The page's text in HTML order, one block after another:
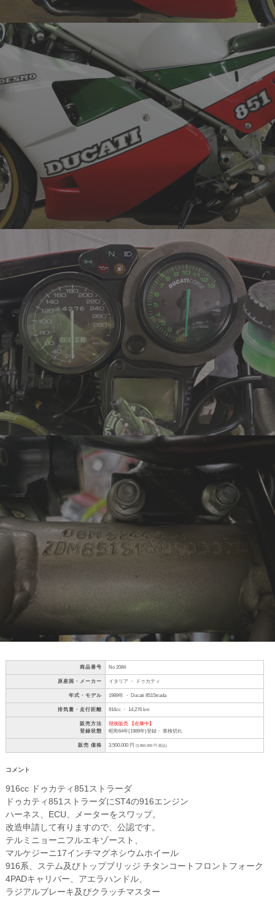
商品番号 No 2084
原産国・メーカー イタリア ・ ドゥカティ
年式・モデル 1989年 ・ Ducati 851Strada
排気量・走行距離 916cc ・ 14,276 km
販売方法
登録状態
現状販売 【在庫中】
昭和64年(1989年)登録・ 車検切れ
販売 価格 3,500,000 円 (3,850,000 円 税込)
コメント
916cc ドゥカティ851ストラーダ
ドゥカティ851ストラーダにST4の916エンジン
ハーネス、ECU、メーターをスワップ。
改造申請して有りますので、公認です。
テルミニョーニフルエキゾースト、
マルケジーニ17インチマグネシウムホイール
916系、ステム及びトップブリッジ チタンコートフロントフォーク
4PADキャリパー、アエラハンドル、
ラジアルブレーキ及びクラッチマスター